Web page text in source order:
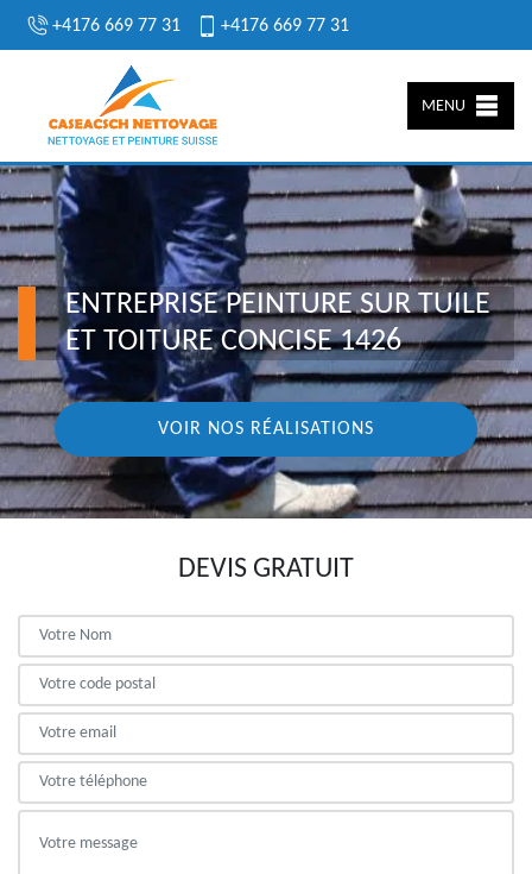
+4176 669 77 31 +4176 669 77 31
MENU
ENTREPRISE PEINTURE SUR TUILE
ET TOITURE CONCISE 1426
VOIR NOS RÉALISATIONS
DEVIS GRATUIT